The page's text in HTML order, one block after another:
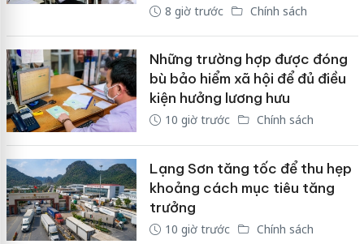
8 giờ trước Chính sách
Những trường hợp được đóng
bù bảo hiểm xã hội để đủ điều
kiện hưởng lương hưu
10 giờ trước Chính sách
Lạng Sơn tăng tốc để thu hẹp
khoảng cách mục tiêu tăng
trưởng
10 giờ trước Chính sách